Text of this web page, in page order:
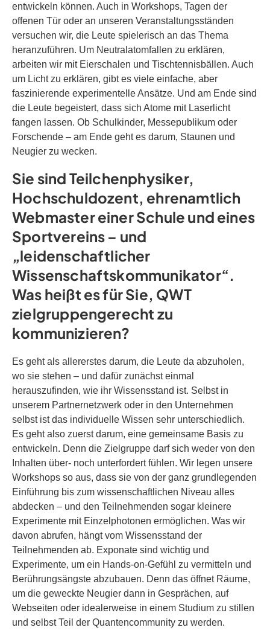
entwickeln können. Auch in Workshops, Tagen der
offenen Tür oder an unseren Veranstaltungsständen
versuchen wir, die Leute spielerisch an das Thema
heranzuführen. Um Neutralatomfallen zu erklären,
arbeiten wir mit Eierschalen und Tischtennisbällen. Auch
um Licht zu erklären, gibt es viele einfache, aber
faszinierende experimentelle Ansätze. Und am Ende sind
die Leute begeistert, dass sich Atome mit Laserlicht
fangen lassen. Ob Schulkinder, Messepublikum oder
Forschende – am Ende geht es darum, Staunen und
Neugier zu wecken.
Sie sind Teilchenphysiker,
Hochschuldozent, ehrenamtlich
Webmaster einer Schule und eines
Sportvereins – und
„leidenschaftlicher
Wissenschaftskommunikator“.
Was heißt es für Sie, QWT
zielgruppengerecht zu
kommunizieren?
Es geht als allererstes darum, die Leute da abzuholen,
wo sie stehen – und dafür zunächst einmal
herauszufinden, wie ihr Wissensstand ist. Selbst in
unserem Partnernetzwerk oder in den Unternehmen
selbst ist das individuelle Wissen sehr unterschiedlich.
Es geht also zuerst darum, eine gemeinsame Basis zu
entwickeln. Denn die Zielgruppe darf sich weder von den
Inhalten über- noch unterfordert fühlen. Wir legen unsere
Workshops so aus, dass sie von der ganz grundlegenden
Einführung bis zum wissenschaftlichen Niveau alles
abdecken – und den Teilnehmenden sogar kleinere
Experimente mit Einzelphotonen ermöglichen. Was wir
davon abrufen, hängt vom Wissensstand der
Teilnehmenden ab. Exponate sind wichtig und
Experimente, um ein Hands-on-Gefühl zu vermitteln und
Berührungsängste abzubauen. Denn das öffnet Räume,
um die geweckte Neugier dann in Gesprächen, auf
Webseiten oder idealerweise in einem Studium zu stillen
und selbst Teil der Quantencommunity zu werden.